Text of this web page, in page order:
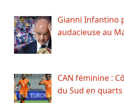
Gianni Infantino
audacieuse au
CAN féminine :
du Sud en